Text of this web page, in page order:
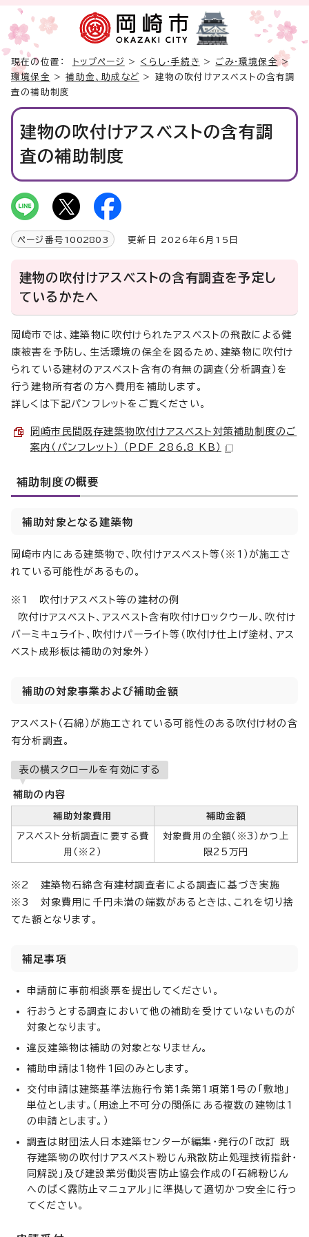
現在の位置： トップページ > くらし・手続き > ごみ・環境保全 >
環境保全
>補助金、助成など > 建物の吹付けアスベストの含有調
査の補助制度
建物の吹付けアスベストの含有調
査の補助制度
ページ番号 1002803 更新日 2026年6月15日
建物の吹付けアスベストの含有調査を予定し
ているかたへ
岡崎市では、建築物に吹付けられたアスベストの飛散による健
康被害を予防し、生活環境の保全を図るため、建築物に吹付け
られている建材のアスベスト含有の有無の調査（分析調査）を
行う建物所有者の方へ費用を補助します。
詳しくは下記パンフレットをご覧ください。
岡崎市民間既存建築物吹付けアスベスト対策補助制度のご
案内（パンフレット） （PDF 286.8 KB）
補助制度の概要
補助対象となる建築物
岡崎市内にある建築物で、吹付けアスベスト等（※1）が施工さ
れている可能性があるもの。
※1 吹付けアスベスト等の建材の例
吹付けアスベスト、アスベスト含有吹付けロックウール、吹付け
バーミキュライト、吹付けパーライト等（吹付け仕上げ塗材、アス
ベスト成形板は補助の対象外）
補助の対象事業および補助金額
アスベスト（石綿）が施工されている可能性のある吹付け材の含
有分析調査。
表の横スクロールを有効にする
補助の内容
補助対象費用 補助金額
アスベスト分析調査に要する費
用（※2）
対象費用の全額（※3）かつ上
限25万円
※2 建築物石綿含有建材調査者による調査に基づき実施
※3 対象費用に千円未満の端数があるときは、これを切り捨
てた額となります。
補足事項
申請前に事前相談票を提出してください。
行おうとする調査において他の補助を受けていないものが
対象となります。
違反建築物は補助の対象となりません。
補助申請は1物件1回のみとします。
交付申請は建築基準法施行令第1条第1項第1号の「敷地」
単位とします。（用途上不可分の関係にある複数の建物は1
の申請とします。）
調査は財団法人日本建築センターが編集・発行の「改訂 既
存建築物の吹付けアスベスト粉じん飛散防止処理技術指針・
同解説」及び建設業労働災害防止協会作成の「石綿粉じん
へのばく露防止マニュアル」に準拠して適切かつ安全に行っ
てください。